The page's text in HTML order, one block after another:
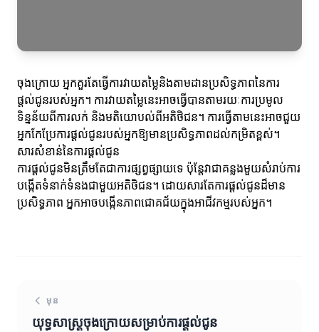
ចុងក្រោយ អ្នកគួរតែធ្វើការវាយតម្លៃនិងតាមដានប្រសិទ្ធភាពនៃការ
ផ្តល់ជូនរបស់អ្នក។ ការវាយតម្លៃនេះអាចធ្វើបានតាមរយៈការប្រមូល
ទិន្នន័យពីការលក់ និងមតិយោបល់ពីអតិថិជន។ ការធ្វើតាមនេះអាចជួយ
អ្នកកែប្រែការផ្តល់ជូនរបស់អ្នកឱ្យមានប្រសិទ្ធភាពដល់កម្រិតខ្ពស់។
សារសំខាន់នៃការផ្តល់ជូន
ការផ្តល់ជូនមិនត្រឹមតែជាការផ្សព្វផ្សាយទេ ប៉ុន្តែវាជាគន្លងមួយសំរាប់ការ
បង្កើតទំនាក់ទំនងជាមួយអតិថិជន។ ដោយសារតែការផ្តល់ជូនដ៏មាន
ប្រសិទ្ធភាព អ្នកអាចបង្កើនភាពជោគជ័យក្នុងអាជីវកម្មរបស់អ្នក។
មុន
យុទ្ធសាស្ត្រចុងក្រោយសម្រាប់ការផ្តល់ជូន